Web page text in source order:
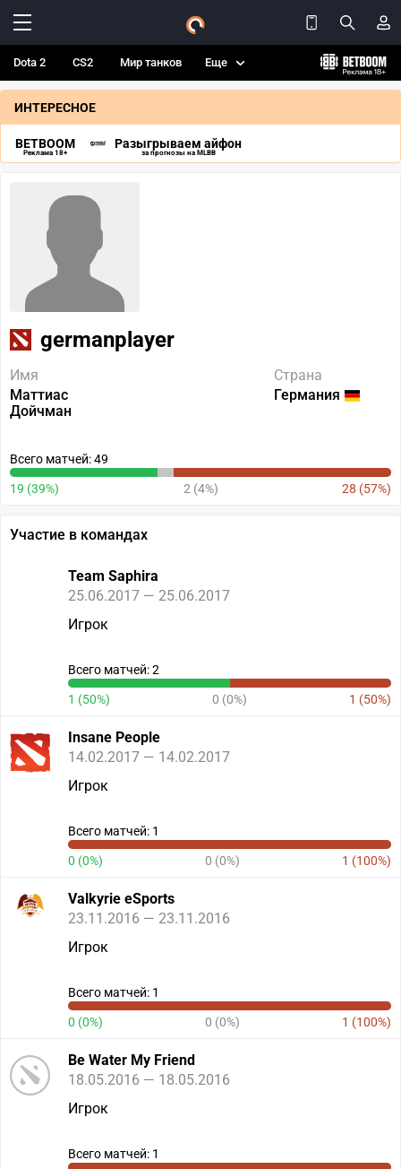
Dota 2 CS2 Мир танков Еще
ИНТЕРЕСНОЕ
BETBOOM
Реклама 18+
Разыгрываем айфон
за прогнозы на MLBB
germanplayer
Имя
Маттиас
Дойчман
Страна
Германия
Всего матчей: 49
19 (39%) 2 (4%) 28 (57%)
Участие в командах
Team Saphira
25.06.2017 — 25.06.2017
Игрок
Всего матчей: 2
1 (50%) 0 (0%) 1 (50%)
Insane People
14.02.2017 — 14.02.2017
Игрок
Всего матчей: 1
0 (0%) 0 (0%) 1 (100%)
Valkyrie eSports
23.11.2016 — 23.11.2016
Игрок
Всего матчей: 1
0 (0%) 0 (0%) 1 (100%)
Be Water My Friend
18.05.2016 — 18.05.2016
Игрок
Всего матчей: 1